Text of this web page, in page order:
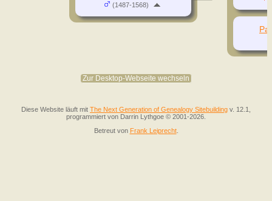
(1487-1568)
Zur Desktop-Webseite wechseln
Diese Website läuft mit The Next Generation of Genealogy Sitebuilding v. 12.1,
programmiert von Darrin Lythgoe © 2001-2026.
Betreut von Frank Leiprecht.